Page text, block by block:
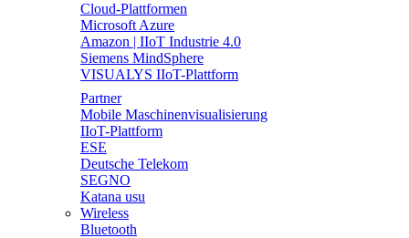
Cloud-Plattformen
Microsoft Azure
Amazon | IIoT Industrie 4.0
Siemens MindSphere
VISUALYS IIoT-Plattform
Partner
Mobile Maschinenvisualisierung
IIoT-Plattform
ESE
Deutsche Telekom
SEGNO
Katana usu
Wireless
Bluetooth